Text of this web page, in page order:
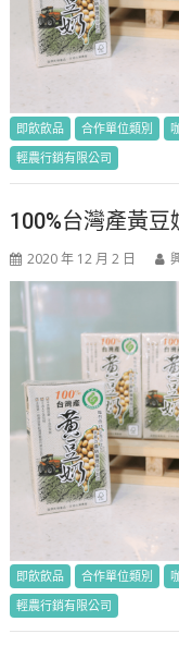
即飲飲品 合作單位類別
輕農行銷有限公司
100%台灣產黃豆
2020 年 12 月 2 日
即飲飲品 合作單位類別
輕農行銷有限公司